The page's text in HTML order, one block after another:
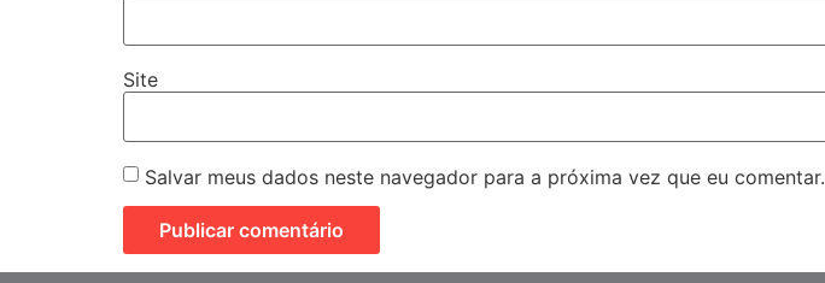
Site
Salvar meus dados neste navegador para a próxima vez que eu comentar.